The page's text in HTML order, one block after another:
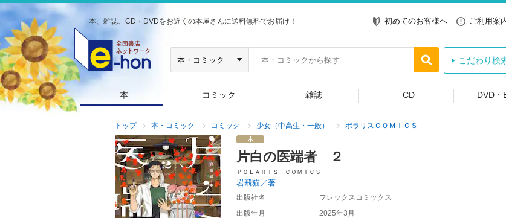
本、雑誌、CD・DVDをお近くの本屋さんに送料無料でお届け！ 初めてのお客様へ ご利用案
こだわり検
本 コミック 雑誌 CD DVD・
トップ 本・コミック コミック 少女（中高生・一般） ポラリスＣＯＭＩＣＳ
片白の医端者 ２
ＰＯＬＡＲＩＳ ＣＯＭＩＣＳ
岩飛猫／著
出版社名
フレックスコミックス
出版年月
2025年3月